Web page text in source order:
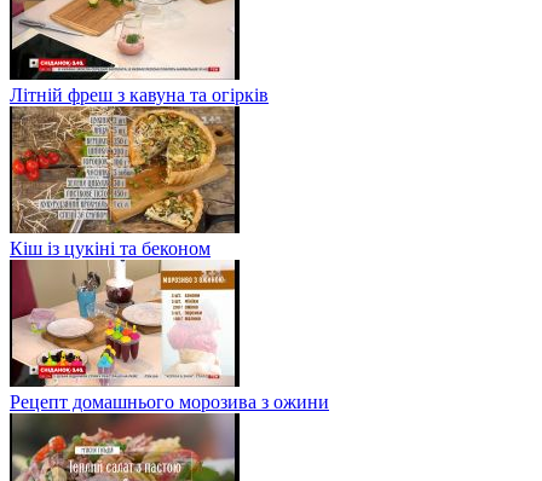
Літній фреш з кавуна та огірків
Кіш із цукіні та беконом
Рецепт домашнього морозива з ожини